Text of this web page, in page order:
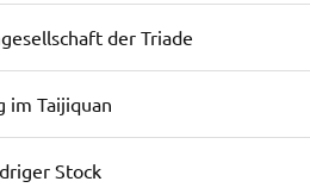
der Triade
im Taijiquan
Stock